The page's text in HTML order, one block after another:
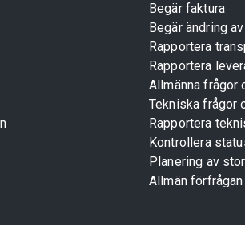
Begär faktura
Begär ändring
Rapportera
Rapportera
Allmänna frågor
Tekniska frågor
Rapportera
Kontrollera
Planering av
Allmän förfrågan